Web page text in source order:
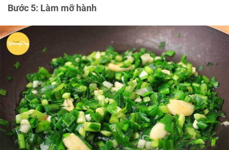
Bước 5: Làm mỡ hành